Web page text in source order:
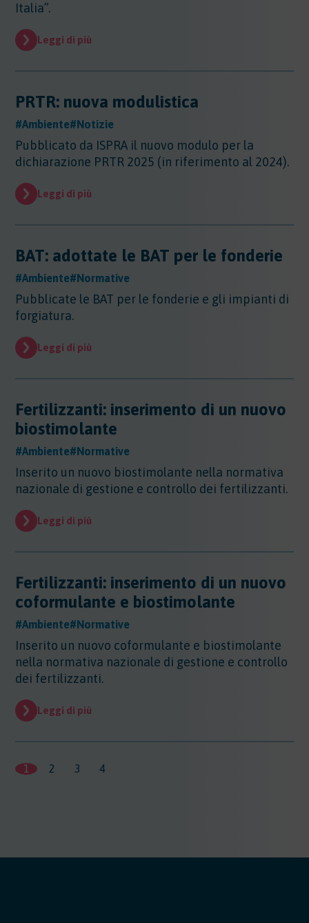
Italia”.
Leggi di più
PRTR: nuova modulistica
#Ambiente#Notizie
Pubblicato da ISPRA il nuovo modulo per la
dichiarazione PRTR 2025 (in riferimento al 2024).
Leggi di più
BAT: adottate le BAT per le fonderie
#Ambiente#Normative
Pubblicate le BAT per le fonderie e gli impianti di
forgiatura.
Leggi di più
Fertilizzanti: inserimento di un nuovo
biostimolante
#Ambiente#Normative
Inserito un nuovo biostimolante nella normativa
nazionale di gestione e controllo dei fertilizzanti.
Leggi di più
Fertilizzanti: inserimento di un nuovo
coformulante e biostimolante
#Ambiente#Normative
Inserito un nuovo coformulante e biostimolante
nella normativa nazionale di gestione e controllo
dei fertilizzanti.
Leggi di più
1 2 3 4